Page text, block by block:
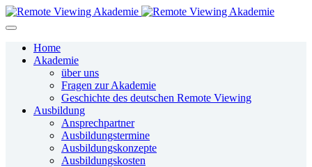
Home
Akademie
über uns
Fragen zur Akademie
Geschichte des deutschen Remote Viewing
Ausbildung
Ansprechpartner
Ausbildungstermine
Ausbildungskonzepte
Ausbildungskosten